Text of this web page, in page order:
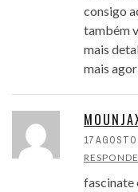
consigo
também
mais
mais
17
fascinate